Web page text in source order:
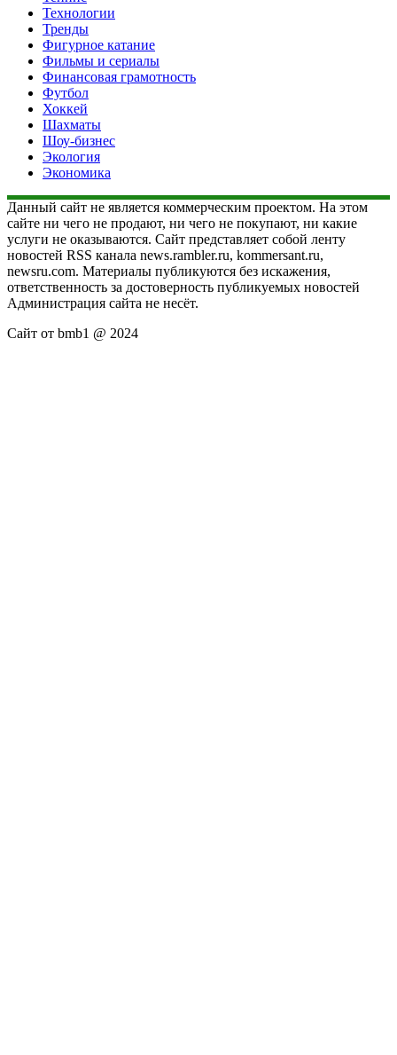
Технологии
Тренды
Фигурное катание
Фильмы и сериалы
Финансовая грамотность
Футбол
Хоккей
Шахматы
Шоу-бизнес
Экология
Экономика
Данный сайт не является коммерческим проектом. На этом
сайте ни чего не продают, ни чего не покупают, ни какие
услуги не оказываются. Сайт представляет собой ленту
новостей RSS канала news.rambler.ru, kommersant.ru,
newsru.com. Материалы публикуются без искажения,
ответственность за достоверность публикуемых новостей
Администрация сайта не несёт.
Сайт от bmb1 @ 2024